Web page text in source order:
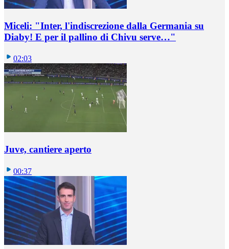
Miceli: "Inter, l'indiscrezione dalla Germania su
Diaby! E per il pallino di Chivu serve…"
02:03
Juve, cantiere aperto
00:37